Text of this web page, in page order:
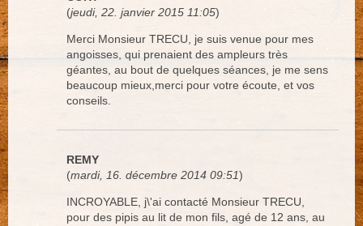
(jeudi, 22. janvier 2015 11:05)
Merci Monsieur TRECU, je suis venue pour mes
angoisses, qui prenaient des ampleurs très
géantes, au bout de quelques séances, je me sens
beaucoup mieux,merci pour votre écoute, et vos
conseils.
REMY
(mardi, 16. décembre 2014 09:51)
INCROYABLE, j\'ai contacté Monsieur TRECU,
pour des pipis au lit de mon fils, agé de 12 ans, au